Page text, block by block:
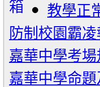
教學正
防制校園霸
嘉華中學考場
嘉華中學命